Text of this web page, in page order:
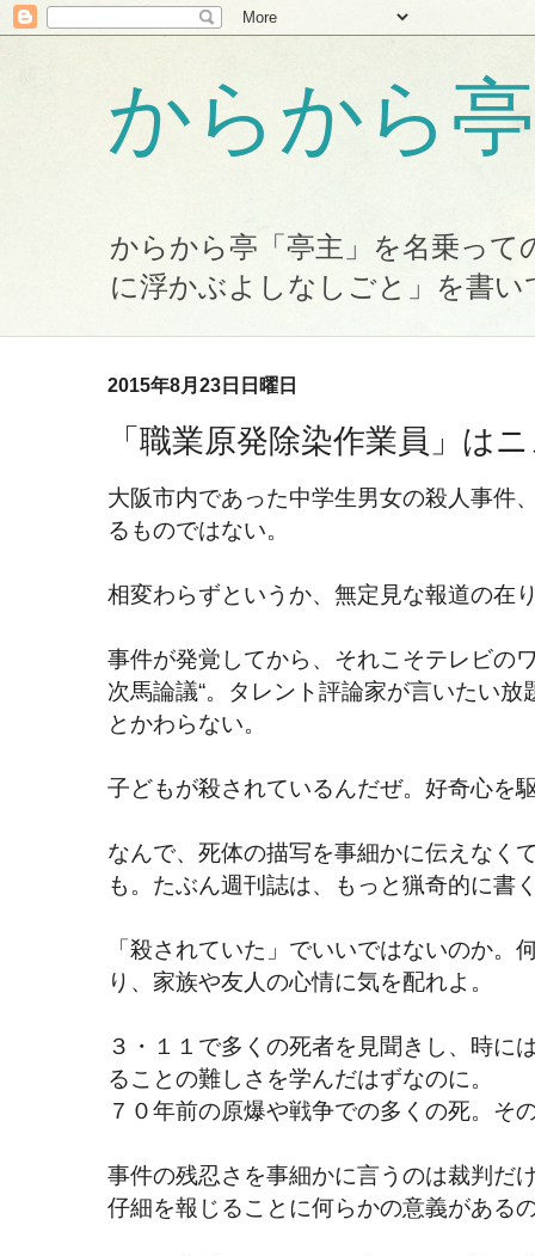
からから
からから亭「亭主」を名乗っ
に浮かぶよしなしごと」を書い
2015年8月23日日曜日
「職業原発除染作業員」は
大阪市内であった中学生男女の殺人事件
るものではない。
相変わらずというか、無定見な報道の在
事件が発覚してから、それこそテレビの
次馬論議“。タレント評論家が言いたい
とかわらない。
子どもが殺されているんだぜ。好奇心を
なんで、死体の描写を事細かに伝えなく
も。たぶん週刊誌は、もっと猟奇的に書
「殺されていた」でいいではないのか
り、家族や友人の心情に気を配れよ。
３・１１で多くの死者を見聞きし、時に
ることの難しさを学んだはずなのに。
７０年前の原爆や戦争での多くの死。そ
事件の残忍さを事細かに言うのは裁判だ
仔細を報じることに何らかの意義がある